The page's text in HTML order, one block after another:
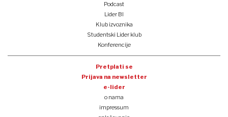
Podcast
Lider BI
Klub izvoznika
Studentski Lider klub
Konferencije
Pretplati se
Prijava na newsletter
e-lider
o nama
impressum